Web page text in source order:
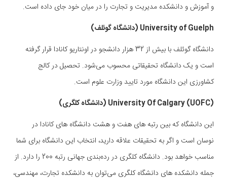
و آموزش و دانشکده مدیریت و تجارت را در میان خود جای داده است.
University of Guelph (دانشگاه گوئلف)
دانشگاه گوئلف با بیش از 32 هزار دانشجو در اونتاریو کانادا قرار گرفته
است و یک دانشگاه تحقیقاتی محسوب می‌شود. تحصیل در کالج
کشاورزی این دانشگاه مورد تایید وزارت علوم است.
University Of Calgary (UOFC) (دانشگاه کلگری)
این دانشگاه که بین رتبه های هفت و هشت دانشگاه های کانادا در
نوسان است و اگر به تحقیقات علاقه دارید، انتخاب این دانشگاه برای شما
مناسب خواهد بود. دانشگاه کلگری در رده‌بندی جهانی رتبه 200 را دارد. از
جمله دانشکده های دانشگاه کلگری می‌توان به دانشکده تجارت، مهندسی،